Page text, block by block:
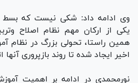
وی ادامه داد: شکی نیست که
یکی از اركان مهم نظام اصلاح
همین راستا، تحولی بزرگ در نظام
اخیر ایجاد شده تا روند بازپروری آنها
نورمحمدی در ادامه بر اهمیت